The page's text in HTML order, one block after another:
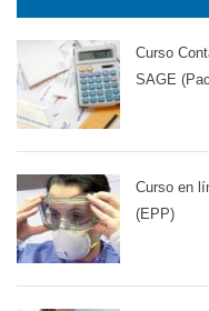
Curso
SAGE
Curso en
(EPP)